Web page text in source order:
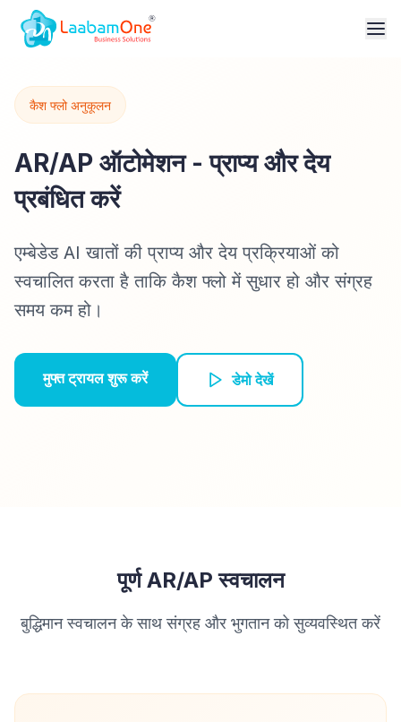
कैश फ्लो अनुकूलन
AR/AP ऑटोमेशन - प्राप्य और देय
प्रबंधित करें
एम्बेडेड AI खातों की प्राप्य और देय प्रक्रियाओं को
स्वचालित करता है ताकि कैश फ्लो में सुधार हो और संग्रह
समय कम हो।
मुफ्त ट्रायल शुरू करें डेमो देखें
पूर्ण AR/AP स्वचालन
बुद्धिमान स्वचालन के साथ संग्रह और भुगतान को सुव्यवस्थित करें